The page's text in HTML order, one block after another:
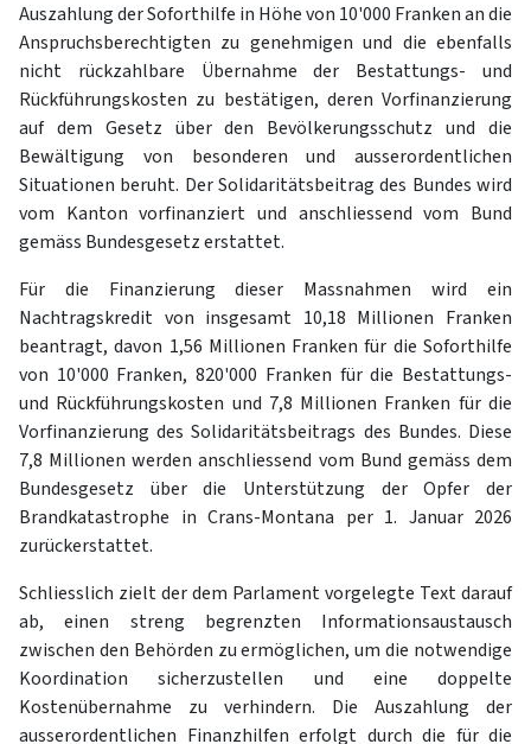
Auszahlung der Soforthilfe in Höhe von 10'000 Franken an die
Anspruchsberechtigten zu genehmigen und die ebenfalls
nicht rückzahlbare Übernahme der Bestattungs- und
Rückführungskosten zu bestätigen, deren Vorfinanzierung
auf dem Gesetz über den Bevölkerungsschutz und die
Bewältigung von besonderen und ausserordentlichen
Situationen beruht. Der Solidaritätsbeitrag des Bundes wird
vom Kanton vorfinanziert und anschliessend vom Bund
gemäss Bundesgesetz erstattet.
Für die Finanzierung dieser Massnahmen wird ein
Nachtragskredit von insgesamt 10,18 Millionen Franken
beantragt, davon 1,56 Millionen Franken für die Soforthilfe
von 10'000 Franken, 820'000 Franken für die Bestattungs-
und Rückführungskosten und 7,8 Millionen Franken für die
Vorfinanzierung des Solidaritätsbeitrags des Bundes. Diese
7,8 Millionen werden anschliessend vom Bund gemäss dem
Bundesgesetz über die Unterstützung der Opfer der
Brandkatastrophe in Crans-Montana per 1. Januar 2026
zurückerstattet.
Schliesslich zielt der dem Parlament vorgelegte Text darauf
ab, einen streng begrenzten Informationsaustausch
zwischen den Behörden zu ermöglichen, um die notwendige
Koordination sicherzustellen und eine doppelte
Kostenübernahme zu verhindern. Die Auszahlung der
ausserordentlichen Finanzhilfen erfolgt durch die für die